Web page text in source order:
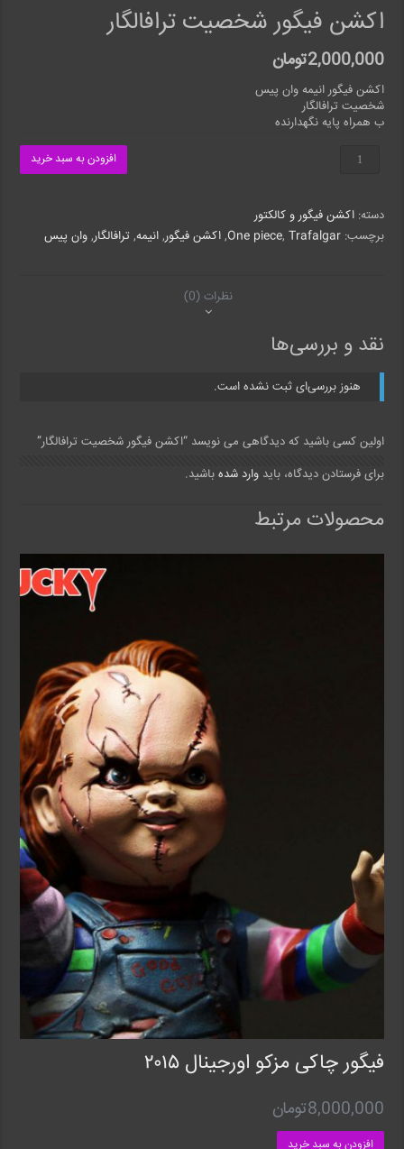
اکشن فیگور شخصیت ترافالگار
2,000,000تومان
اکشن فیگور انیمه وان پیس
شخصیت ترافالگار
ب همراه پایه نگهدارنده
اکشن
فیگور
عدد
افزودن به سبد خرید
دسته:اکشن فیگور و کالکتور
برچسب:
One piece, Trafalgar
,اکشن فیگور,انیمه, ترافالگار,وان پیس
نظرات (0)
نقد و بررسی‌ها
هنوز بررسی‌ای ثبت نشده است.
اولین کسی باشید که دیدگاهی می نویسد “اکشن فیگور شخصیت ترافالگار”
برای فرستادن دیدگاه، بایدوارد شده باشید.
محصولات مرتبط
فیگور چاکی مزکو اورجینال ۲۰۱۵
8,000,000تومان
افزودن به سبد خرید